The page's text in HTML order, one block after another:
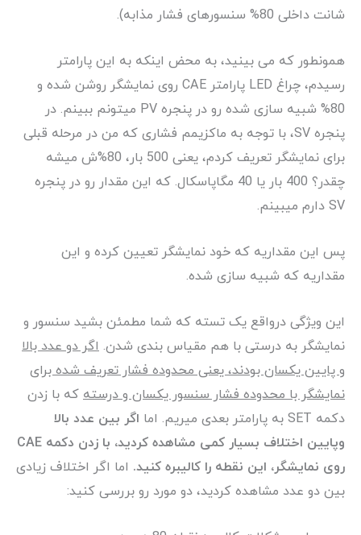
شانت داخلی 80% سنسورهای فشار مذابه).
همونطور که می بینید، به محض اینکه به این پارامتر
رسیدم، چراغ LED پارامتر CAE روی نمایشگر روشن شده و
80% شبیه سازی شده رو در پنجره PV میتونم ببینم. در
پنجره SV، با توجه به ماکزیمم فشاری که من در مرحله قبلی
برای نمایشگر تعریف کردم، یعنی 500 بار، 80%ش میشه
چقدر؟ 400 بار یا 40 مگاپاسکال. که این مقدار رو در پنجره
SV دارم میبینم.
پس این مقداریه که خود نمایشگر تعیین کرده و این
مقداریه که شبیه سازی شده.
این ویژگی درواقع یک تسته که شما مطمئن بشید سنسور و
نمایشگر به درستی با هم مقیاس بندی شدن. اگر دو عدد بالا
و پایین یکسان بودند، یعنی محدوده فشار تعریف شده برای
نمایشگر با محدوده فشار سنسور یکسان و درسته که با زدن
دکمه SET به پارامتر بعدی میریم. اما
اگر بین عدد بالا
وپایین اختلاف بسیار کمی مشاهده کردید، با زدن دکمه CAE
روی نمایشگر، این نقطه را کالیبره کنید. اما اگر اختلاف زیادی
بین دو عدد مشاهده کردید، دو مورد رو بررسی کنید: